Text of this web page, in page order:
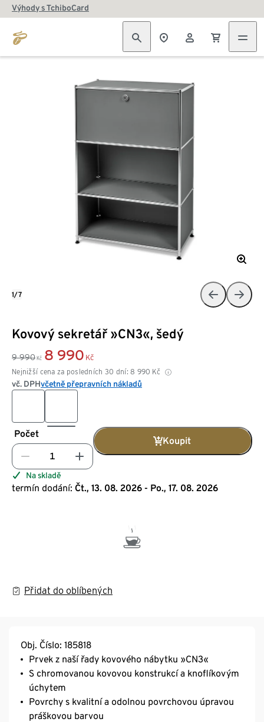
Výhody s TchiboCard
Kovový sekretář »CN3«, šedý
9 990 Kč 8 990 Kč
Nejnižší cena za posledních 30 dní: 8 990 Kč
vč. DPHvčetně přepravních nákladů
Počet
Koupit
Na skladě
termín dodání: Čt., 13. 08. 2026 - Po., 17. 08. 2026
Přidat do oblíbených
1/7
Obj. Číslo: 185818
Prvek z naší řady kovového nábytku »CN3«
S chromovanou kovovou konstrukcí a knoflíkovým
úchytem
Povrchy s kvalitní a odolnou povrchovou úpravou
práškovou barvou